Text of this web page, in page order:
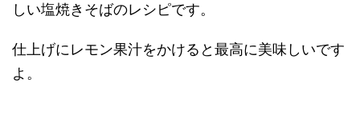
しい塩焼きそばのレシピです。
仕上げにレモン果汁をかけると最高に美味しいです
よ。